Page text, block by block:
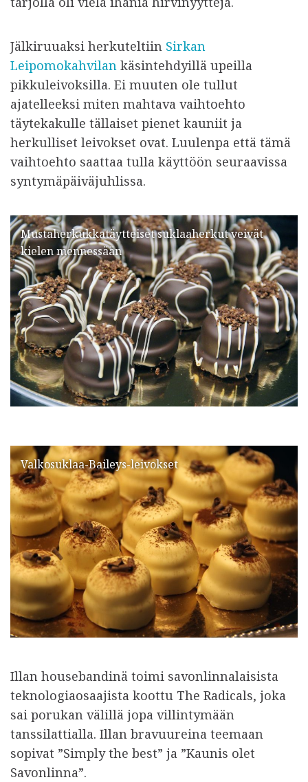
Jälkiruuaksi herkuteltiin Sirkan
Leipomokahvilan käsintehdyillä upeilla
pikkuleivoksilla. Ei muuten ole tullut
ajatelleeksi miten mahtava vaihtoehto
täytekakulle tällaiset pienet kauniit ja
herkulliset leivokset ovat. Luulenpa että tämä
vaihtoehto saattaa tulla käyttöön seuraavissa
syntymäpäiväjuhlissa.
Mustaherkukkatäytteiset suklaaherkut veivät
kielen mennessään
Valkosuklaa-Baileys-leivokset
Illan housebandinä toimi savonlinnalaisista
teknologiaosaajista koottu The Radicals, joka
sai porukan välillä jopa villintymään
tanssilattialla. Illan bravuureina teemaan
sopivat ”Simply the best” ja ”Kaunis olet
Savonlinna”.